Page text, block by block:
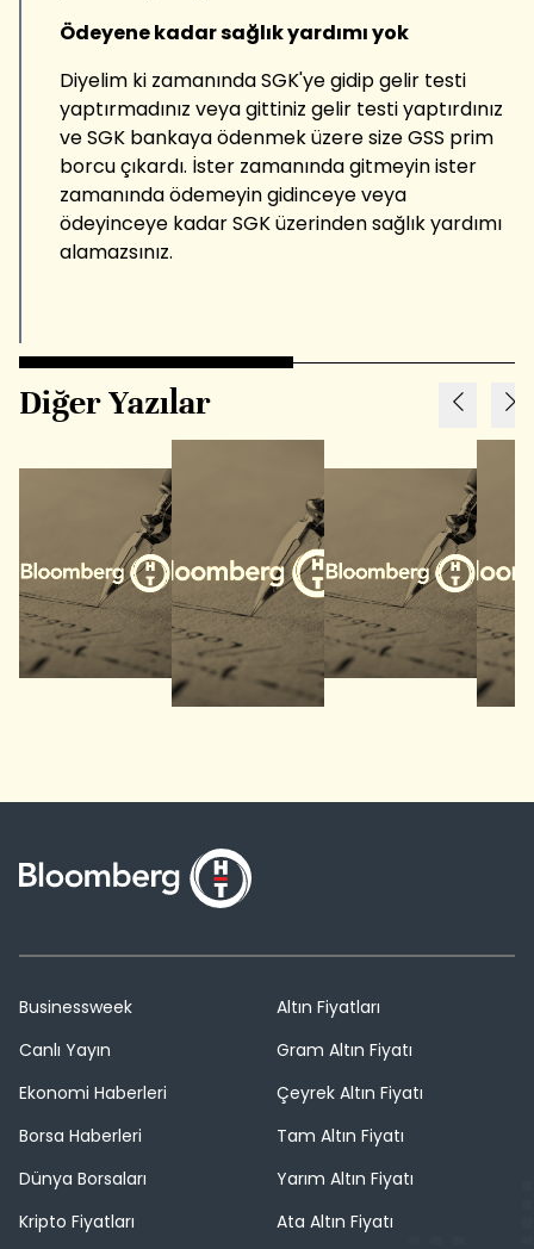
Ödeyene kadar sağlık yardımı yok
Diyelim ki zamanında SGK'ye gidip gelir testi
yaptırmadınız veya gittiniz gelir testi yaptırdınız
ve SGK bankaya ödenmek üzere size GSS prim
borcu çıkardı. İster zamanında gitmeyin ister
zamanında ödemeyin gidinceye veya
ödeyinceye kadar SGK üzerinden sağlık yardımı
alamazsınız.
Diğer Yazılar
Businessweek
Canlı Yayın
Ekonomi Haberleri
Borsa Haberleri
Dünya Borsaları
Kripto Fiyatları
Altın Fiyatları
Gram Altın Fiyatı
Çeyrek Altın Fiyatı
Tam Altın Fiyatı
Yarım Altın Fiyatı
Ata Altın Fiyatı